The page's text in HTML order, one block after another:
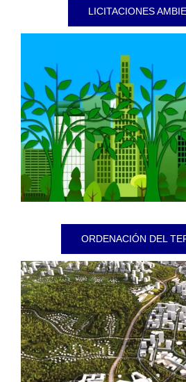
LICITACIONES
ORDENACIÓN DEL